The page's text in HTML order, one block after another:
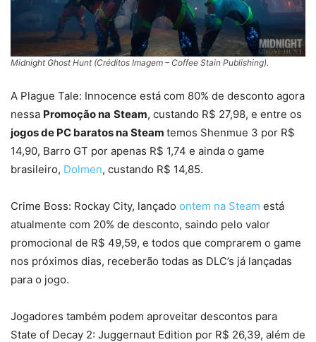
Midnight Ghost Hunt (Créditos Imagem – Coffee Stain Publishing).
A Plague Tale: Innocence está com 80% de desconto agora
nessa Promoção na Steam, custando R$ 27,98, e entre os
jogos de PC baratos na Steam temos Shenmue 3 por R$
14,90, Barro GT por apenas R$ 1,74 e ainda o game
brasileiro, Dolmen, custando R$ 14,85.
Crime Boss: Rockay City, lançado ontem na Steam está
atualmente com 20% de desconto, saindo pelo valor
promocional de R$ 49,59, e todos que comprarem o game
nos próximos dias, receberão todas as DLC’s já lançadas
para o jogo.
Jogadores também podem aproveitar descontos para
State of Decay 2: Juggernaut Edition por R$ 26,39, além de